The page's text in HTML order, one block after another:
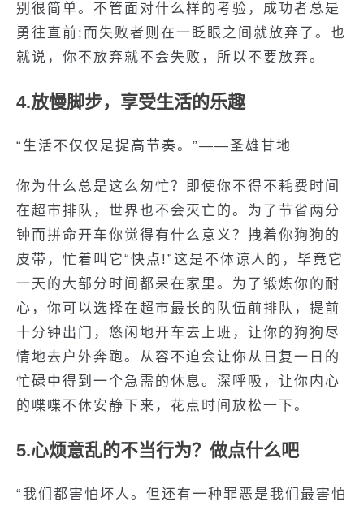
别很简单。不管面对什么样的考验，成功者总是
勇往直前;而失败者则在一眨眼之间就放弃了。也
就说，你不放弃就不会失败，所以不要放弃。
4.放慢脚步，享受生活的乐趣
“生活不仅仅是提高节奏。”——圣雄甘地
你为什么总是这么匆忙？即使你不得不耗费时间
在超市排队，世界也不会灭亡的。为了节省两分
钟而拼命开车你觉得有什么意义？拽着你狗狗的
皮带，忙着叫它“快点!”这是不体谅人的，毕竟它
一天的大部分时间都呆在家里。为了锻炼你的耐
心，你可以选择在超市最长的队伍前排队，提前
十分钟出门，悠闲地开车去上班，让你的狗狗尽
情地去户外奔跑。从容不迫会让你从日复一日的
忙碌中得到一个急需的休息。深呼吸，让你内心
的喋喋不休安静下来，花点时间放松一下。
5.心烦意乱的不当行为？做点什么吧
“我们都害怕坏人。但还有一种罪恶是我们最害怕